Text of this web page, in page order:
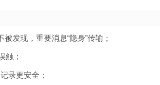
被发现，重要消息“隐身”传输；
触；
录更安全；